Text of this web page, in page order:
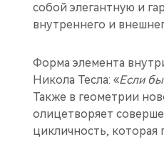
собой элегантную и
внутреннего и
Форма элемента
Никола Тесла: «Если
Также в геометрии
олицетворяет
цикличность,